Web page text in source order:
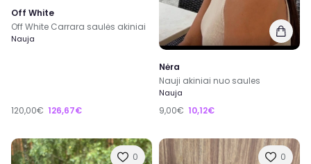
Off White
Off White Carrara saulės akiniai
Nauja
120,00€ 126,67€
Nėra
Nauji akiniai nuo saules
Nauja
9,00€ 10,12€
0 0